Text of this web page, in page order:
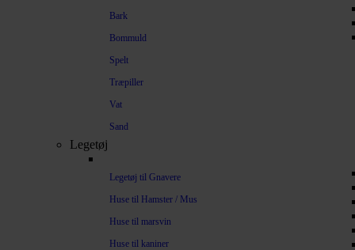
Bark
Bommuld
Spelt
Træpiller
Vat
Sand
Legetøj
Legetøj til Gnavere
Huse til Hamster / Mus
Huse til marsvin
Huse til kaniner